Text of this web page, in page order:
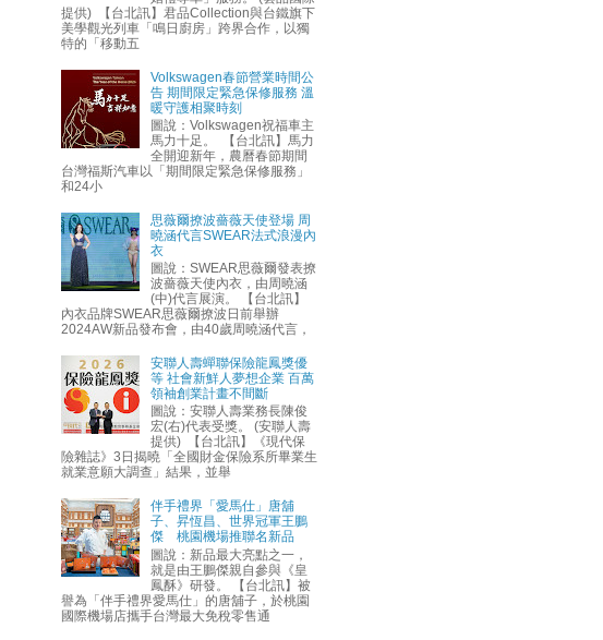
提供) 【台北訊】君品Collection與台鐵旗下
美學觀光列車「鳴日廚房」跨界合作，以獨
特的「移動五
Volkswagen春節營業時間公
告 期間限定緊急保修服務 溫
暖守護相聚時刻
圖說：Volkswagen祝福車主
馬力十足。 【台北訊】馬力
全開迎新年，農曆春節期間
台灣福斯汽車以「期間限定緊急保修服務」
和24小
思薇爾撩波薔薇天使登場 周
曉涵代言SWEAR法式浪漫內
衣
圖說：SWEAR思薇爾發表撩
波薔薇天使內衣，由周曉涵
(中)代言展演。 【台北訊】
內衣品牌SWEAR思薇爾撩波日前舉辦
2024AW新品發布會，由40歲周曉涵代言，
安聯人壽蟬聯保險龍鳳獎優
等 社會新鮮人夢想企業 百萬
領袖創業計畫不間斷
圖說：安聯人壽業務長陳俊
宏(右)代表受獎。 (安聯人壽
提供) 【台北訊】《現代保
險雜誌》3日揭曉「全國財金保險系所畢業生
就業意願大調查」結果，並舉
伴手禮界「愛馬仕」唐舖
子、昇恆昌、世界冠軍王鵬
傑 桃園機場推聯名新品
圖說：新品最大亮點之一，
就是由王鵬傑親自參與《皇
鳳酥》研發。 【台北訊】被
譽為「伴手禮界愛馬仕」的唐舖子，於桃園
國際機場店攜手台灣最大免稅零售通